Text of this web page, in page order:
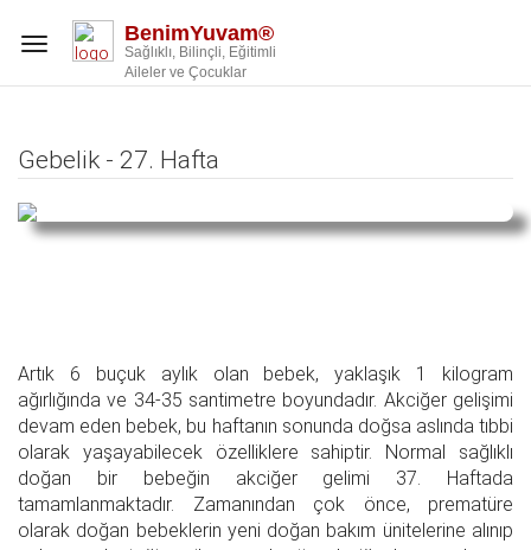
Toggle
BenimYuvam®
Sağlıklı, Bilinçli, Eğitimli
Aileler ve Çocuklar
Gebelik - 27. Hafta
Artık 6 buçuk aylık olan bebek, yaklaşık 1 kilogram
ağırlığında ve 34-35 santimetre boyundadır. Akciğer gelişimi
devam eden bebek, bu haftanın sonunda doğsa aslında tıbbi
olarak yaşayabilecek özelliklere sahiptir. Normal sağlıklı
doğan bir bebeğin akciğer gelimi 37. Haftada
tamamlanmaktadır. Zamanından çok önce, prematüre
olarak doğan bebeklerin yeni doğan bakım ünitelerine alınıp